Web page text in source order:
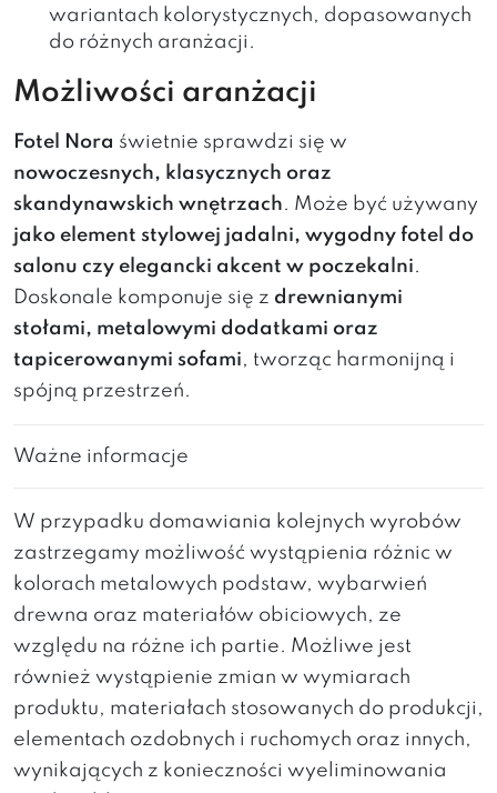
wariantach kolorystycznych, dopasowanych
do różnych aranżacji.
Możliwości aranżacji
Fotel Nora świetnie sprawdzi się w
nowoczesnych, klasycznych oraz
skandynawskich wnętrzach. Może być używany
jako element stylowej jadalni, wygodny fotel do
salonu czy elegancki akcent w poczekalni.
Doskonale komponuje się z drewnianymi
stołami, metalowymi dodatkami oraz
tapicerowanymi sofami, tworząc harmonijną i
spójną przestrzeń.
Ważne informacje
W przypadku domawiania kolejnych wyrobów
zastrzegamy możliwość wystąpienia różnic w
kolorach metalowych podstaw, wybarwień
drewna oraz materiałów obiciowych, ze
względu na różne ich partie. Możliwe jest
również wystąpienie zmian w wymiarach
produktu, materiałach stosowanych do produkcji,
elementach ozdobnych i ruchomych oraz innych,
wynikających z konieczności wyeliminowania